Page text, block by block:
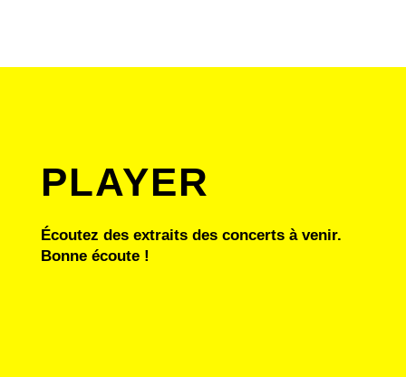
PLAYER
Écoutez des extraits des concerts à venir.
Bonne écoute !